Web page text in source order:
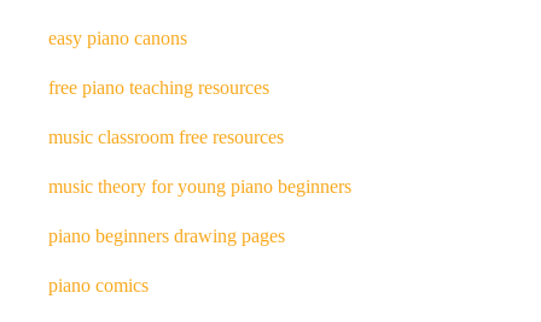
easy piano canons
free piano teaching resources
music classroom free resources
music theory for young piano beginners
piano beginners drawing pages
piano comics